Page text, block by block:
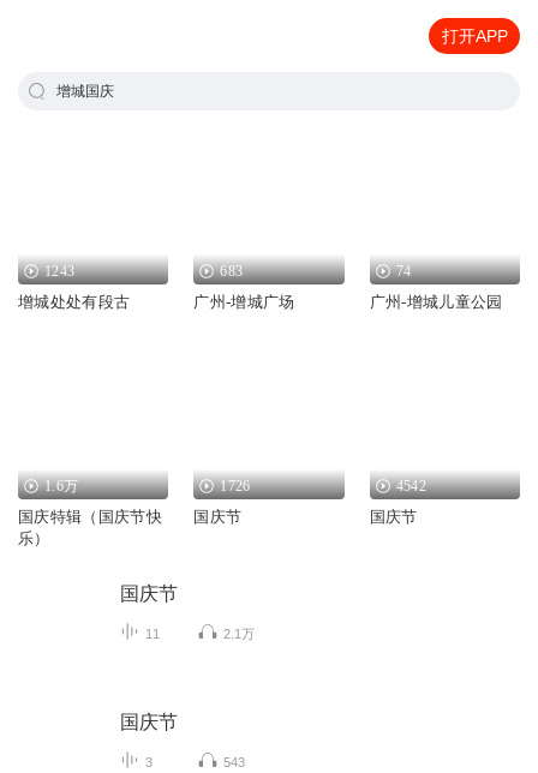
打开APP
增城国庆
1243
增城处处有段古
683
广州-增城广场
74
广州-增城儿童公园
1.6万
国庆特辑（国庆节快
乐）
1726
国庆节
4542
国庆节
国庆节
11 2.1万
国庆节
3 543